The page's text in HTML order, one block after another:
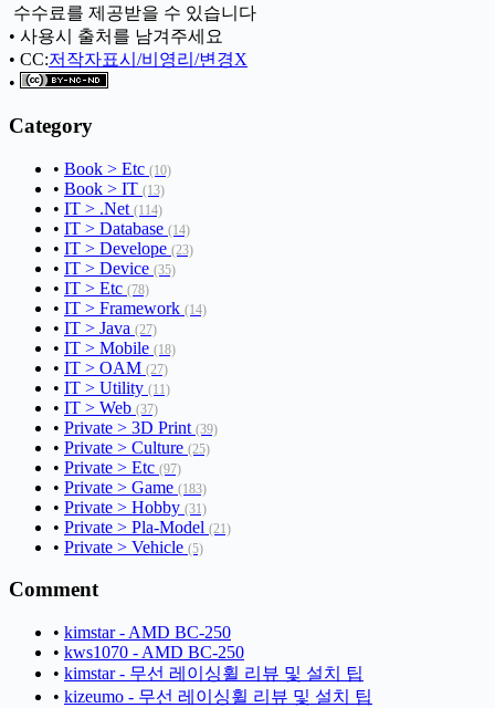
ㅤ 수수료를 제공받을 수 있습니다
• 사용시 출처를 남겨주세요
• CC:저작자표시/비영리/변경X
•
Category
• Book > Etc (10)
• Book > IT (13)
• IT > .Net (114)
• IT > Database (14)
• IT > Develope (23)
• IT > Device (35)
• IT > Etc (78)
• IT > Framework (14)
• IT > Java (27)
• IT > Mobile (18)
• IT > OAM (27)
• IT > Utility (11)
• IT > Web (37)
• Private > 3D Print (39)
• Private > Culture (25)
• Private > Etc (97)
• Private > Game (183)
• Private > Hobby (31)
• Private > Pla-Model (21)
• Private > Vehicle (5)
Comment
• kimstar - AMD BC-250
• kws1070 - AMD BC-250
• kimstar - 무선 레이싱휠 리뷰 및 설치 팁
• kizeumo - 무선 레이싱휠 리뷰 및 설치 팁